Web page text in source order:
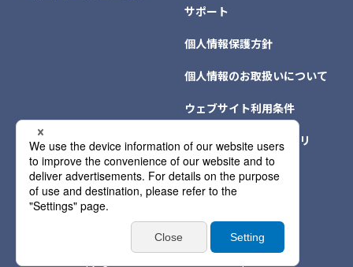
個人情報保護方針情報
サイトマップ
サポート
個人情報保護方針
個人情報のお取扱いについて
ウェブサイト利用条件
クッキー（Cookie）ポリ
シー